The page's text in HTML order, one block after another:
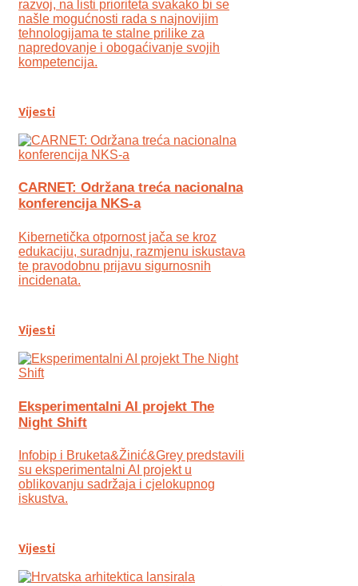
razvoj, na listi prioriteta svakako bi se
našle mogućnosti rada s najnovijim
tehnologijama te stalne prilike za
napredovanje i obogaćivanje svojih
kompetencija.
Vijesti
CARNET: Održana treća nacionalna
konferencija NKS-a
Kibernetička otpornost jača se kroz
edukaciju, suradnju, razmjenu iskustava
te pravodobnu prijavu sigurnosnih
incidenata.
Vijesti
Eksperimentalni AI projekt The
Night Shift
Infobip i Bruketa&Žinić&Grey predstavili
su eksperimentalni AI projekt u
oblikovanju sadržaja i cjelokupnog
iskustva.
Vijesti